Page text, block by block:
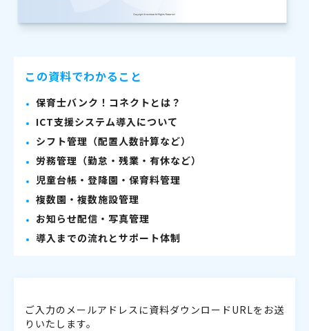
この資料でわかること
保育士バンク！コネクトとは？
ICT支援システム導入について
シフト管理（配置人数計算など）
労務管理（勤怠・残業・有休など）
児童台帳・登降園・保育料管理
複数園・複数施設管理
お知らせ配信・写真管理
導入までの流れとサポート体制
ご入力のメールアドレスに資料ダウンロードURLをお送
りいたします。